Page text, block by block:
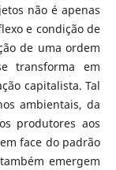
não é apenas
e condição de
de uma ordem
transforma em
capitalista. Tal
ambientais, da
produtores aos
face do padrão
emergem